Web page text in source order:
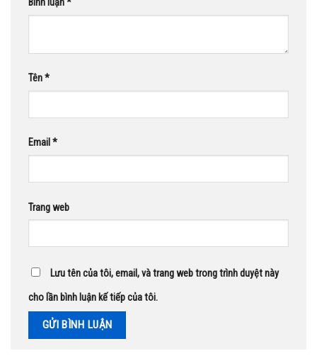
Bình luận*
Tên*
Email*
Trang web
Lưu tên của tôi, email, và trang web trong trình duyệt này
cho lần bình luận kế tiếp của tôi.